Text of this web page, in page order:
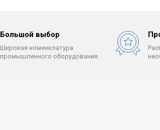
Большой выбор
Широкая номенклатура
промышленного оборудования.